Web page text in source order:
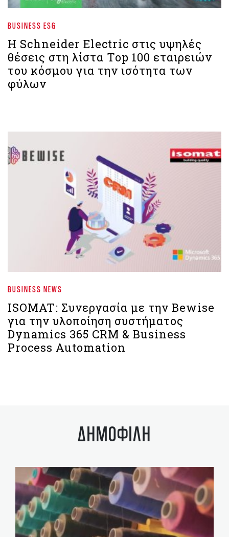
BUSINESS ESG
Η Schneider Electric στις υψηλές
θέσεις στη λίστα Top 100 εταιρειών
του κόσμου για την ισότητα των
φύλων
BUSINESS NEWS
ISOMAT: Συνεργασία με την Bewise
για την υλοποίηση συστήματος
Dynamics 365 CRM & Business
Process Automation
ΔΗΜΟΦΙΛΗ